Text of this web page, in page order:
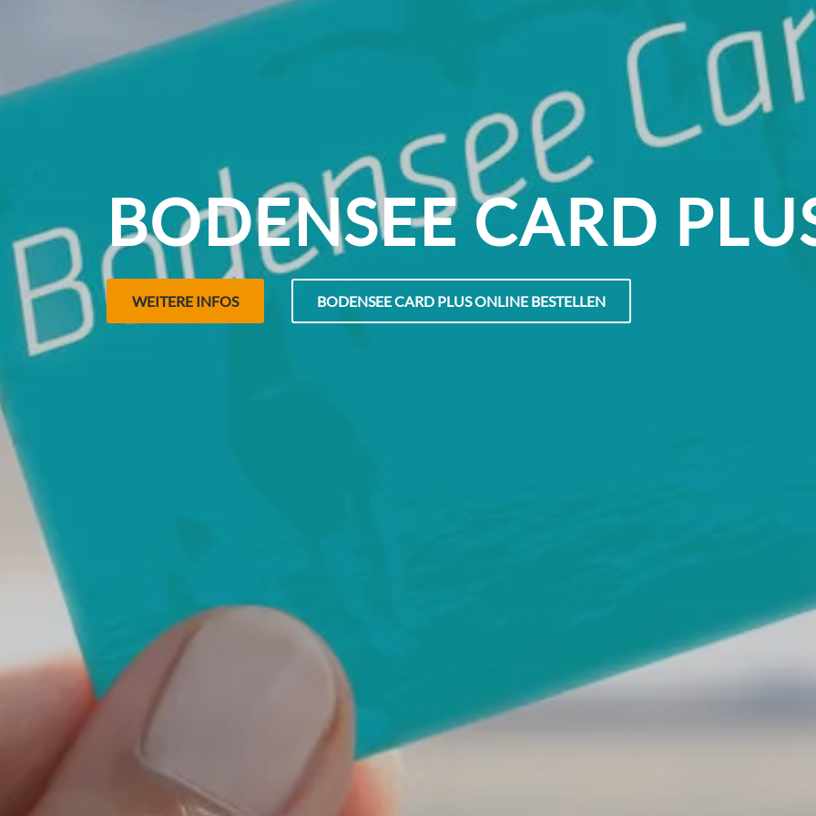
BODENSEE CARD
WEITERE INFOS BODENSEE CARD PLUS ONLINE BESTELLEN